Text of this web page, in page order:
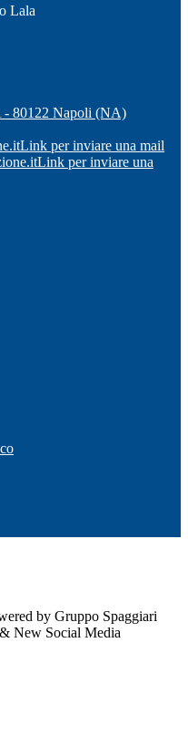
Lala
- 80122 Napoli (NA)
Link per inviare una mail
Link per inviare una
by Gruppo Spaggiari
New Social Media